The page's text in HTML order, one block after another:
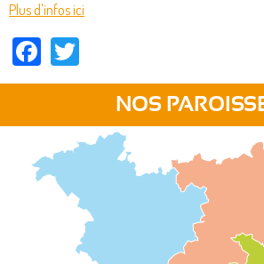
Plus d'infos ici
Facebook
NOS